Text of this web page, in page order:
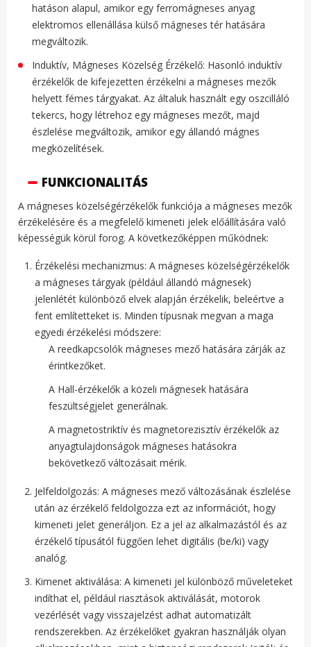
hatáson alapul, amikor egy ferromágneses anyag
elektromos ellenállása külső mágneses tér hatására
megváltozik.
Induktív, Mágneses Közelség Érzékelő: Hasonló induktív
érzékelők de kifejezetten érzékelni a mágneses mezők
helyett fémes tárgyakat. Az általuk használt egy oszcilláló
tekercs, hogy létrehoz egy mágneses mezőt, majd
észlelése megváltozik, amikor egy állandó mágnes
megközelítések.
FUNKCIONALITÁS
A mágneses közelségérzékelők funkciója a mágneses mezők
érzékelésére és a megfelelő kimeneti jelek előállítására való
képességük körül forog. A következőképpen működnek:
Érzékelési mechanizmus: A mágneses közelségérzékelők
a mágneses tárgyak (például állandó mágnesek)
jelenlétét különböző elvek alapján érzékelik, beleértve a
fent említetteket is. Minden típusnak megvan a maga
egyedi érzékelési módszere:
A reedkapcsolók mágneses mező hatására zárják az
érintkezőket.
A Hall-érzékelők a közeli mágnesek hatására
feszültségjelet generálnak.
A magnetostriktív és magnetorezisztív érzékelők az
anyagtulajdonságok mágneses hatásokra
bekövetkező változásait mérik.
Jelfeldolgozás: A mágneses mező változásának észlelése
után az érzékelő feldolgozza ezt az információt, hogy
kimeneti jelet generáljon. Ez a jel az alkalmazástól és az
érzékelő típusától függően lehet digitális (be/ki) vagy
analóg.
Kimenet aktiválása: A kimeneti jel különböző műveleteket
indíthat el, például riasztások aktiválását, motorok
vezérlését vagy visszajelzést adhat automatizált
rendszerekben. Az érzékelőket gyakran használják olyan